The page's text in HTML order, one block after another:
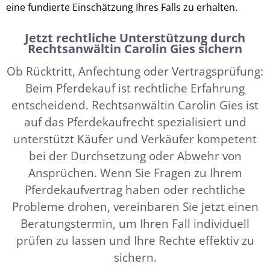
eine fundierte Einschätzung Ihres Falls zu erhalten.
Jetzt rechtliche Unterstützung durch
Rechtsanwältin Carolin Gies sichern
Ob Rücktritt, Anfechtung oder Vertragsprüfung:
Beim Pferdekauf ist rechtliche Erfahrung
entscheidend. Rechtsanwältin Carolin Gies ist
auf das Pferdekaufrecht spezialisiert und
unterstützt Käufer und Verkäufer kompetent
bei der Durchsetzung oder Abwehr von
Ansprüchen. Wenn Sie Fragen zu Ihrem
Pferdekaufvertrag haben oder rechtliche
Probleme drohen, vereinbaren Sie jetzt einen
Beratungstermin, um Ihren Fall individuell
prüfen zu lassen und Ihre Rechte effektiv zu
sichern.